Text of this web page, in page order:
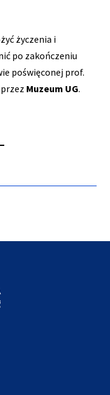
życzenia i
po zakończeniu
poświęconej prof.
Muzeum UG.